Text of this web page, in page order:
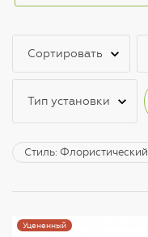
Сортировать
Тип установки
Стиль: Флористический
Уцененный